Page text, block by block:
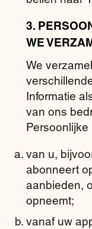
3.
WE
We
Informatie
van ons
Persoonlijke
van u,
abonneert
aanbieden,
opneemt;
vanaf uw